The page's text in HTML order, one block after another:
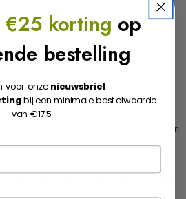
Met media
10 maanden geleden
maar hopen dat de anti-aanbak laag
€25 korting op
bestelling
voor onze nieuwsbrief
bij een minimale bestelwaarde
van €175